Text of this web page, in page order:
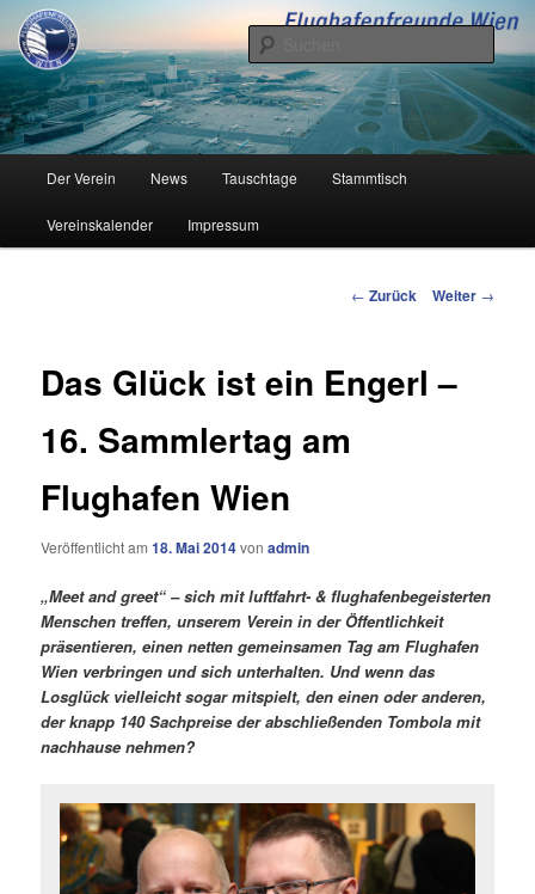
Zum
Inhalt
wechseln
Flughafenfreunde Wien
Der Verein News Tauschtage Stammtisch
Vereinskalender Impressum
Beitrags-
← Zurück Weiter →
Das Glück ist ein Engerl –
16. Sammlertag am
Flughafen Wien
Veröffentlicht am18. Mai 2014vonadmin
„Meet and greet“ – sich mit luftfahrt- & flughafenbegeisterten
Menschen treffen, unserem Verein in der Öffentlichkeit
präsentieren, einen netten gemeinsamen Tag am Flughafen
Wien verbringen und sich unterhalten. Und wenn das
Losglück vielleicht sogar mitspielt, den einen oder anderen,
der knapp 140 Sachpreise der abschließenden Tombola mit
nachhause nehmen?